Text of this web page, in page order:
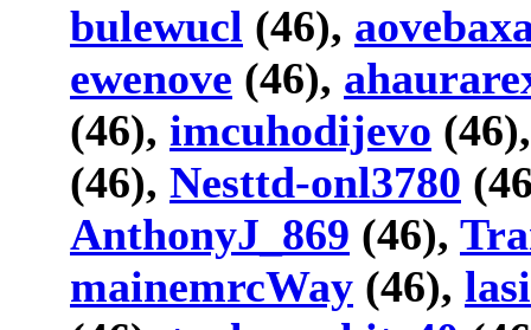
bulewucl (46),
ewenove (46),
(46), imcuhodijevo
(46), Nesttd-onl3780
AnthonyJ_869 (46),
mainemrcWay (46),